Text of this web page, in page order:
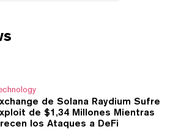
de Solana Raydium Sufre
de $1,34 Millones Mientras
los Ataques a DeFi